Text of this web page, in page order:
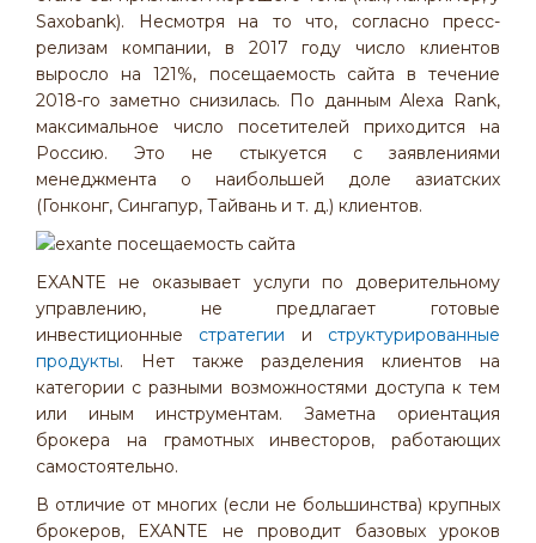
Saxobank). Несмотря на то что, согласно пресс-
релизам компании, в 2017 году число клиентов
выросло на 121%, посещаемость сайта в течение
2018-го заметно снизилась. По данным Alexa Rank,
максимальное число посетителей приходится на
Россию. Это не стыкуется с заявлениями
менеджмента о наибольшей доле азиатских
(Гонконг, Сингапур, Тайвань и т. д.) клиентов.
EXANTE не оказывает услуги по доверительному
управлению, не предлагает готовые
инвестиционные стратегии и структурированные
продукты. Нет также разделения клиентов на
категории с разными возможностями доступа к тем
или иным инструментам. Заметна ориентация
брокера на грамотных инвесторов, работающих
самостоятельно.
В отличие от многих (если не большинства) крупных
брокеров, EXANTE не проводит базовых уроков